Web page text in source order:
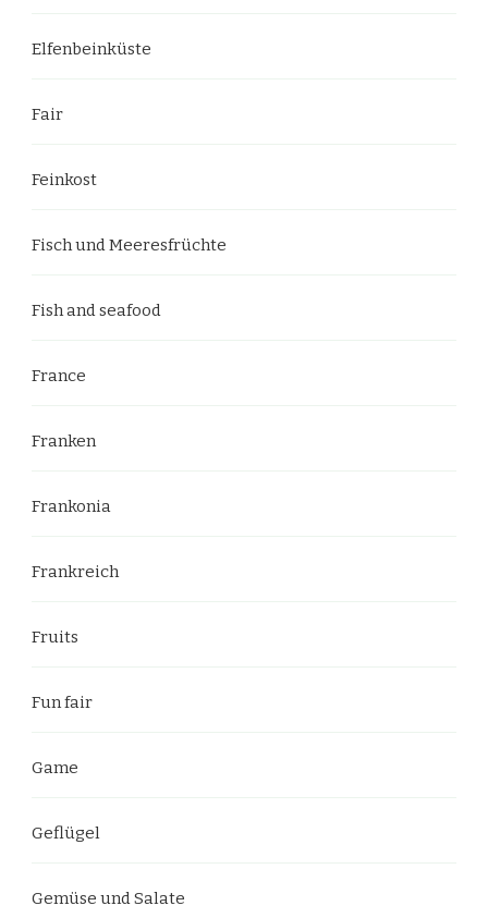
Elfenbeinküste
Fair
Feinkost
Fisch und Meeresfrüchte
Fish and seafood
France
Franken
Frankonia
Frankreich
Fruits
Fun fair
Game
Geflügel
Gemüse und Salate